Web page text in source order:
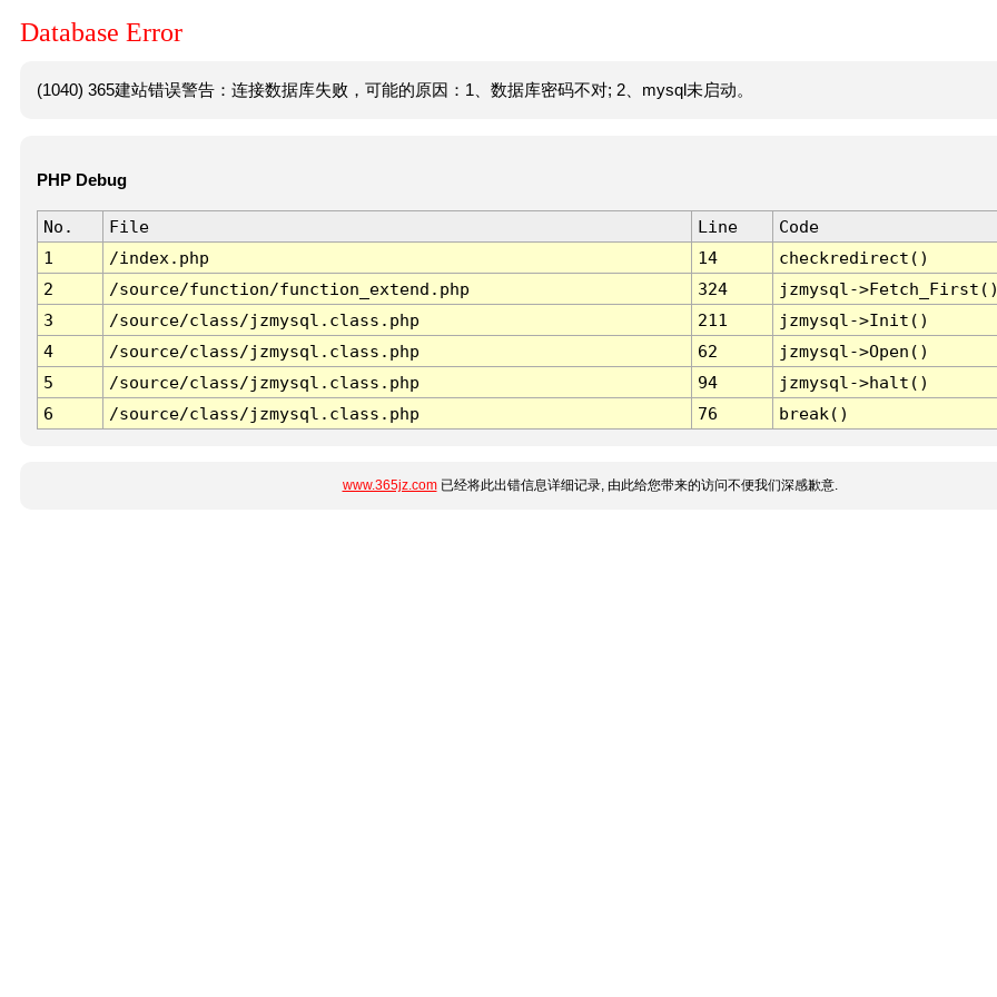
Database Error
(1040) 365建站错误警告：连接数据库失败，可能的原因：1、数据库密码不对; 2、mysql未启动。
PHP Debug
No. File Line
Code
1
/index.php 14
checkredirect()
2
/source/function/function_extend.php 324
jzmysql-
3
/source/class/jzmysql.class.php 211
jzmysql->Init()
4
/source/class/jzmysql.class.php 62
jzmysql->Open()
5
/source/class/jzmysql.class.php 94
jzmysql->halt()
6
/source/class/jzmysql.class.php 76 break()
www.365jz.com已经将此出错信息详细记录, 由此给您带来的访问不便我们深感歉意.